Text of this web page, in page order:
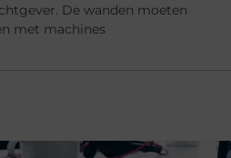
De wanden moeten
met machines